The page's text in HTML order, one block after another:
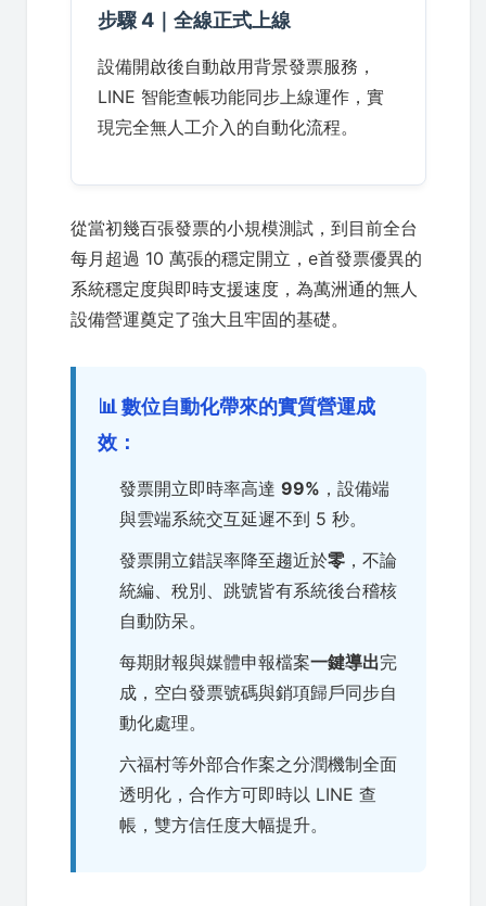
步驟 4｜全線正式上線
設備開啟後自動啟用背景發票服務，
LINE 智能查帳功能同步上線運作，實
現完全無人工介入的自動化流程。
從當初幾百張發票的小規模測試，到目前全台
每月超過 10 萬張的穩定開立，e首發票優異的
系統穩定度與即時支援速度，為萬洲通的無人
設備營運奠定了強大且牢固的基礎。
📊 數位自動化帶來的實質營運成
效：
發票開立即時率高達 99% ，設備端
與雲端系統交互延遲不到 5 秒。
發票開立錯誤率降至趨近於零 ，不論
統編、稅別、跳號皆有系統後台稽核
自動防呆。
每期財報與媒體申報檔案一鍵導出完
成，空白發票號碼與銷項歸戶同步自
動化處理。
六福村等外部合作案之分潤機制全面
透明化，合作方可即時以 LINE 查
帳，雙方信任度大幅提升。